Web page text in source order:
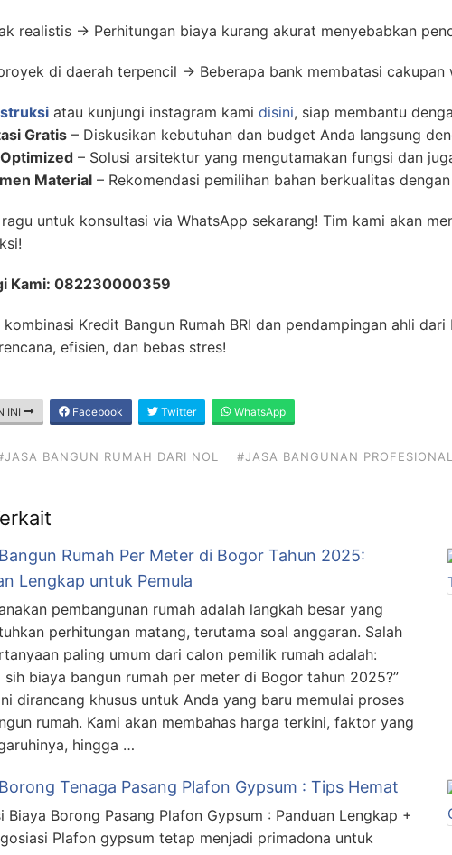
realistis → Perhitungan biaya kurang akurat menyebabkan
di daerah terpencil → Beberapa bank membatasi cakupan
atau kunjungi instagram kami disini, siap membantu
Gratis – Diskusikan kebutuhan dan budget Anda langsung
– Solusi arsitektur yang mengutamakan fungsi dan
Material – Rekomendasi pemilihan bahan berkualitas
untuk konsultasi via WhatsApp sekarang! Tim kami akan
Kami: 082230000359
kombinasi Kredit Bangun Rumah BRI dan pendampingan ahli
efisien, dan bebas stres!
INI Facebook Twitter WhatsApp
BANGUN RUMAH DARI NOL #JASA BANGUNAN PROFESIONAL
Rumah Per Meter di Bogor Tahun 2025:
Lengkap untuk Pemula
pembangunan rumah adalah langkah besar yang
perhitungan matang, terutama soal anggaran. Salah
paling umum dari calon pemilik rumah adalah:
sih biaya bangun rumah per meter di Bogor tahun 2025?”
dirancang khusus untuk Anda yang baru memulai proses
rumah. Kami akan membahas harga terkini, faktor yang
hingga …
Tenaga Pasang Plafon Gypsum : Tips Hemat
Biaya Borong Pasang Plafon Gypsum : Panduan Lengkap +
Plafon gypsum tetap menjadi primadona untuk